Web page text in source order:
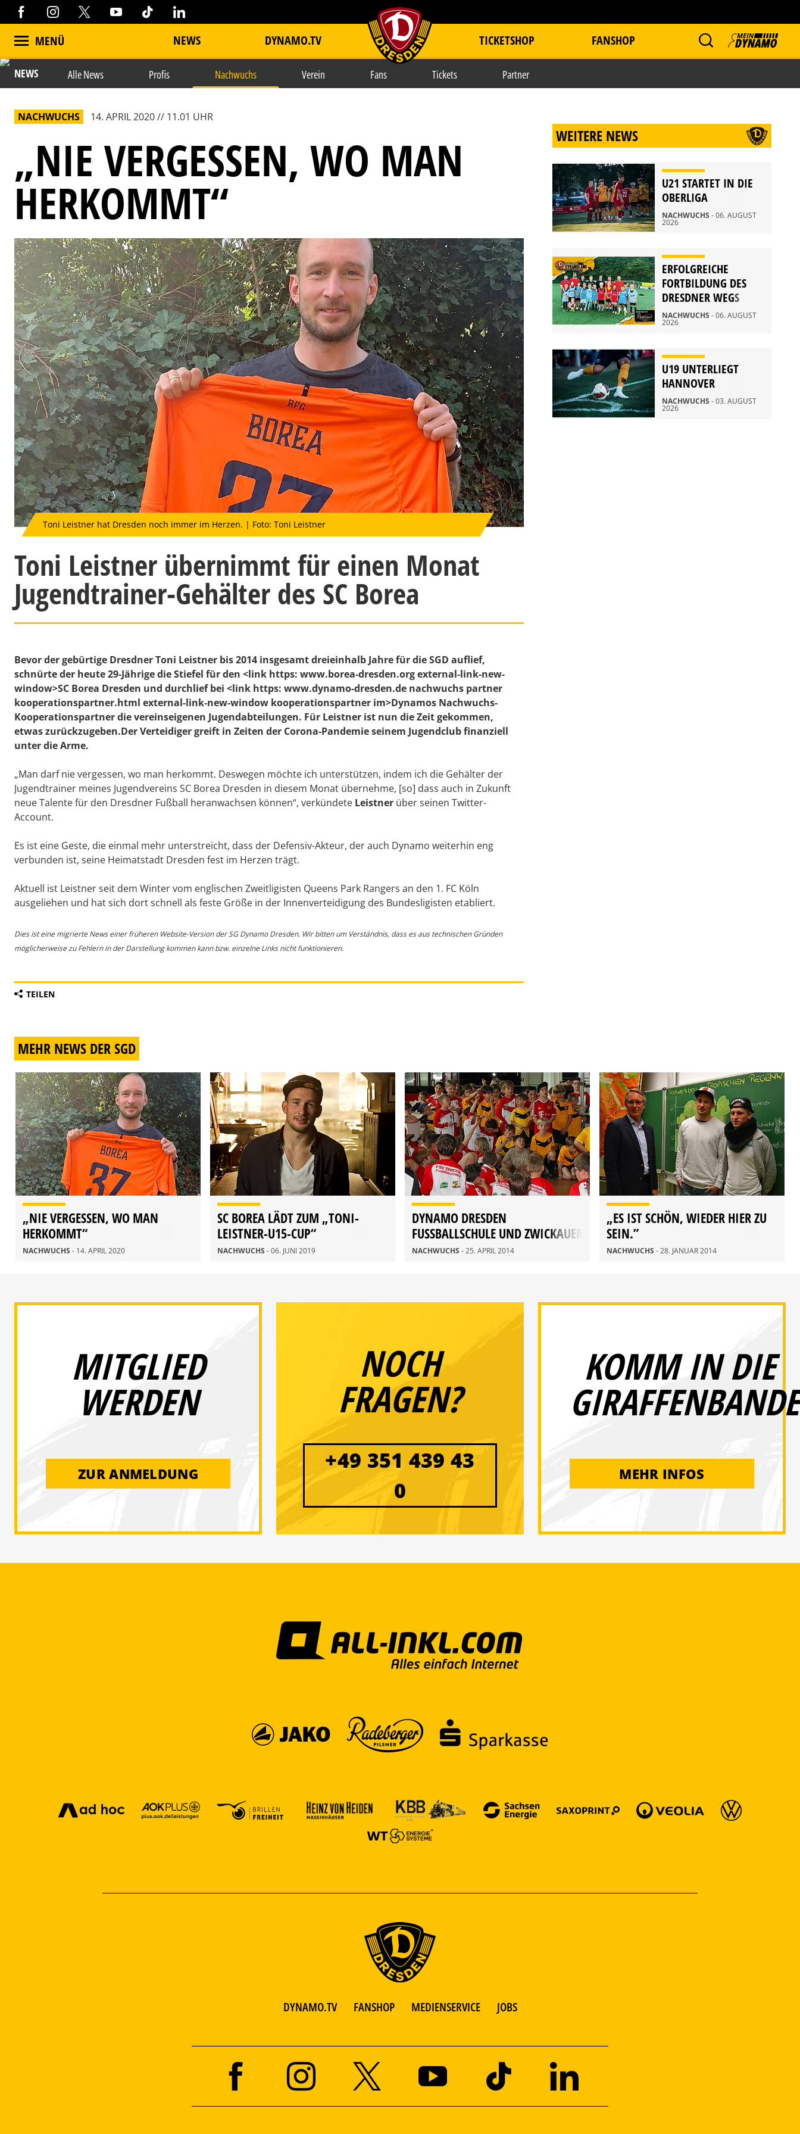
MENÜ NEWS DYNAMO.TV item.title TICKETSHOP FANSHOP
NEWS Alle News Profis Nachwuchs Verein Fans Tickets Partner
NACHWUCHS 14. APRIL 2020 // 11.01 UHR
„NIE VERGESSEN, WO MAN
HERKOMMT“
Toni Leistner hat Dresden noch immer im Herzen. | Foto: Toni Leistner
Toni Leistner übernimmt für einen Monat
Jugendtrainer-Gehälter des SC Borea
Bevor der gebürtige Dresdner Toni Leistner bis 2014 insgesamt dreieinhalb Jahre für die SGD auflief,
schnürte der heute 29-Jährige die Stiefel für den <link https: www.borea-dresden.org external-link-new-
window>SC Borea Dresden und durchlief bei <link https: www.dynamo-dresden.de nachwuchs partner
kooperationspartner.html external-link-new-window kooperationspartner im>Dynamos Nachwuchs-
Kooperationspartner die vereinseigenen Jugendabteilungen. Für Leistner ist nun die Zeit gekommen,
etwas zurückzugeben.Der Verteidiger greift in Zeiten der Corona-Pandemie seinem Jugendclub finanziell
unter die Arme.
„Man darf nie vergessen, wo man herkommt. Deswegen möchte ich unterstützen, indem ich die Gehälter der
Jugendtrainer meines Jugendvereins SC Borea Dresden in diesem Monat übernehme, [so] dass auch in Zukunft
neue Talente für den Dresdner Fußball heranwachsen können“, verkündete Leistner über seinen Twitter-
Account.
Es ist eine Geste, die einmal mehr unterstreicht, dass der Defensiv-Akteur, der auch Dynamo weiterhin eng
verbunden ist, seine Heimatstadt Dresden fest im Herzen trägt.
Aktuell ist Leistner seit dem Winter vom englischen Zweitligisten Queens Park Rangers an den 1. FC Köln
ausgeliehen und hat sich dort schnell als feste Größe in der Innenverteidigung des Bundesligisten etabliert.
Dies ist eine migrierte News einer früheren Website-Version der SG Dynamo Dresden. Wir bitten um Verständnis, dass es aus technischen Gründen
möglicherweise zu Fehlern in der Darstellung kommen kann bzw. einzelne Links nicht funktionieren.
TEILEN
WEITERE NEWS
U21 STARTET IN DIE
OBERLIGA
NACHWUCHS - 06. AUGUST
2026
ERFOLGREICHE
FORTBILDUNG DES
DRESDNER WEGS
NACHWUCHS - 06. AUGUST
2026
U19 UNTERLIEGT
HANNOVER
NACHWUCHS - 03. AUGUST
2026
MEHR NEWS DER SGD
„NIE VERGESSEN, WO MAN
HERKOMMT“
NACHWUCHS - 14. APRIL 2020
SC BOREA LÄDT ZUM „TONI-
LEISTNER-U15-CUP“
NACHWUCHS - 06. JUNI 2019
DYNAMO DRESDEN
FUSSBALLSCHULE UND ZWICKAUER
FUSSBALLSCHULE V
NACHWUCHS - 25. APRIL 2014
„ES IST SCHÖN, WIEDER HIER ZU
SEIN.”
NACHWUCHS - 28. JANUAR 2014
MITGLIED
WERDEN
ZUR ANMELDUNG
NOCH
FRAGEN?
+49 351 439 43
0
KOMM IN DIE
GIRAFFENBANDE
MEHR INFOS
DYNAMO.TV FANSHOP MEDIENSERVICE JOBS